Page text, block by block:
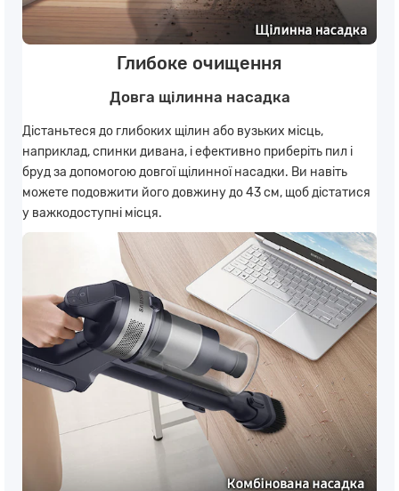
Глибоке очищення
Довга щілинна насадка
Дістаньтеся до глибоких щілин або вузьких місць,
наприклад, спинки дивана, і ефективно приберіть пил і
бруд за допомогою довгої щілинної насадки. Ви навіть
можете подовжити його довжину до 43 см, щоб дістатися
у важкодоступні місця.